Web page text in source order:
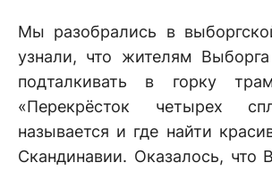
Мы разобрались в
узнали, что жителям
подталкивать в горку
«Перекрёсток четырех
называется и где найти
Скандинавии. Оказалось, что